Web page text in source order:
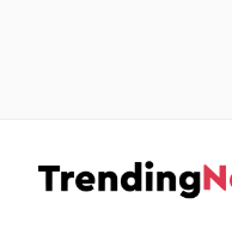
contenuto